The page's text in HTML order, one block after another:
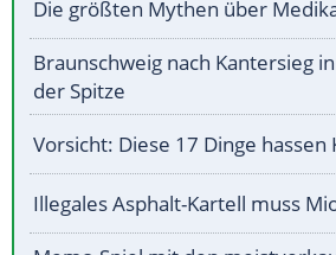
Die größten Mythen über
Braunschweig nach Kantersieg
der Spitze
Vorsicht: Diese 17 Dinge hassen
Illegales Asphalt-Kartell muss